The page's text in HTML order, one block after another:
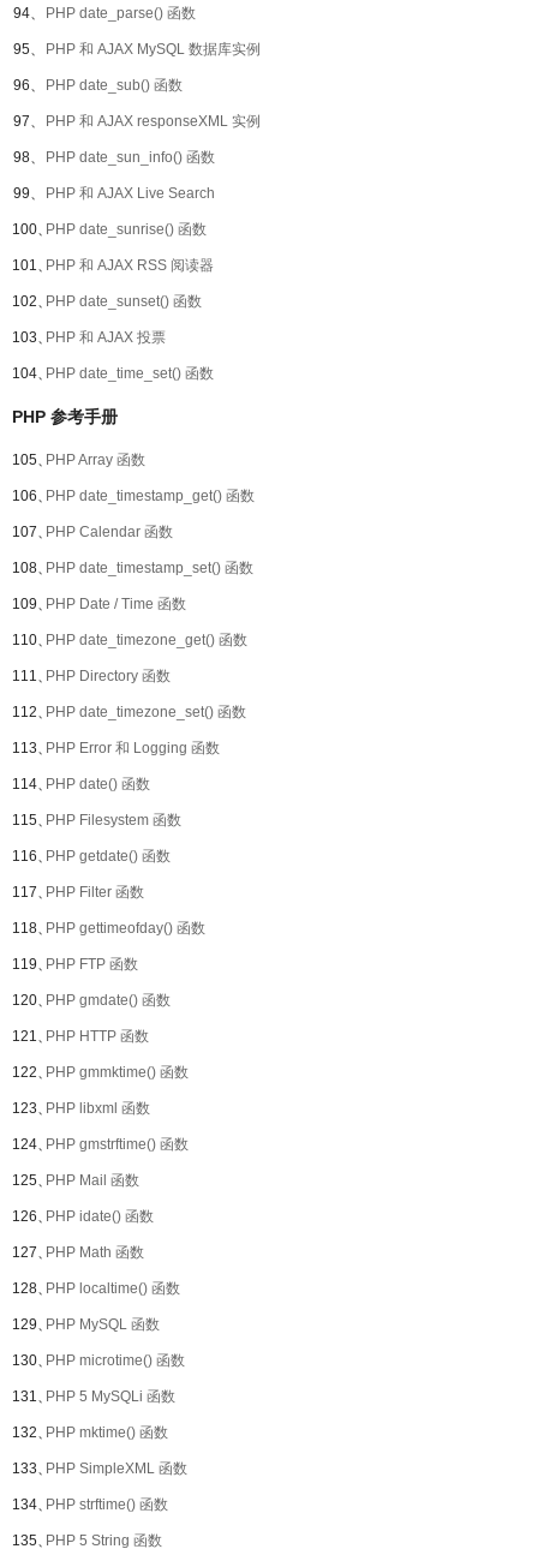
94、 PHP date_parse() 函数
95、 PHP 和 AJAX MySQL 数据库实例
96、 PHP date_sub() 函数
97、 PHP 和 AJAX responseXML 实例
98、 PHP date_sun_info() 函数
99、 PHP 和 AJAX Live Search
100、PHP date_sunrise() 函数
101、PHP 和 AJAX RSS 阅读器
102、PHP date_sunset() 函数
103、PHP 和 AJAX 投票
104、PHP date_time_set() 函数
PHP 参考手册
105、PHP Array 函数
106、PHP date_timestamp_get() 函数
107、PHP Calendar 函数
108、PHP date_timestamp_set() 函数
109、PHP Date / Time 函数
110、PHP date_timezone_get() 函数
111、PHP Directory 函数
112、PHP date_timezone_set() 函数
113、PHP Error 和 Logging 函数
114、PHP date() 函数
115、PHP Filesystem 函数
116、PHP getdate() 函数
117、PHP Filter 函数
118、PHP gettimeofday() 函数
119、PHP FTP 函数
120、PHP gmdate() 函数
121、PHP HTTP 函数
122、PHP gmmktime() 函数
123、PHP libxml 函数
124、PHP gmstrftime() 函数
125、PHP Mail 函数
126、PHP idate() 函数
127、PHP Math 函数
128、PHP localtime() 函数
129、PHP MySQL 函数
130、PHP microtime() 函数
131、PHP 5 MySQLi 函数
132、PHP mktime() 函数
133、PHP SimpleXML 函数
134、PHP strftime() 函数
135、PHP 5 String 函数